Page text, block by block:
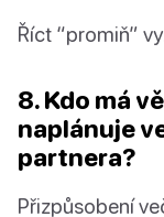
Říct “promiň”
8. Kdo má
naplánuje
partnera?
Přizpůsobení